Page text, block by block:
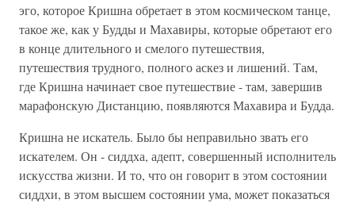
эго, которое Кришна обретает в этом космическом танце,
такое же, как у Будды и Махавиры, которые обретают его
в конце длительного и смелого путешествия,
путешествия трудного, полного аскез и лишений. Там,
где Кришна начинает свое путешествие - там, завершив
марафонскую Дистанцию, появляются Махавира и Будда.
Кришна не искатель. Было бы неправильно звать его
искателем. Он - сиддха, адепт, совершенный исполнитель
искусства жизни. И то, что он говорит в этом состоянии
сиддхи, в этом высшем состоянии ума, может показаться